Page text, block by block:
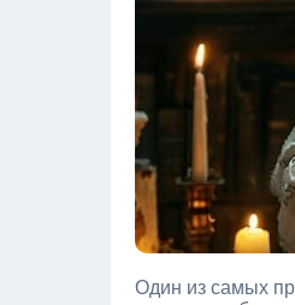
Один из самых